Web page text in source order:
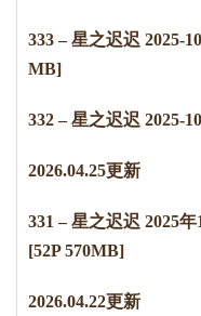
333 – 星之迟迟 2025-
MB]
332 – 星之迟迟 2025-
2026.04.25更新
331 – 星之迟迟 2025
[52P 570MB]
2026.04.22更新